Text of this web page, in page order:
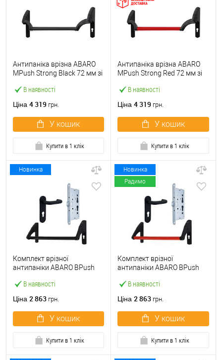
В наявності
Антипаніка врізна ABARO
МPush Strong Black 72 мм зі
Ціна 4 319 грн.
У кошик
Купити в 1 клік
В наявності
Антипаніка врізна ABARO
МPush Strong Red 72 мм зі
Ціна 4 319 грн.
У кошик
Купити в 1 клік
Новинка
В наявності
Комплект врізної
антипаніки ABARO BPush
чорний із замком та ручкою
Ціна 2 863 грн.
У кошик
Купити в 1 клік
Новинка
Радимо
В наявності
Комплект врізної
антипаніки ABARO BPush
червоний із замком та
Ціна 2 863 грн.
У кошик
Купити в 1 клік